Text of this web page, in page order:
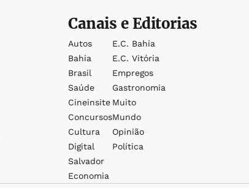
Canais e Editorias
Autos
Bahia
Brasil
Saúde
Cineinsite
Concursos
Cultura
Digital
Salvador
Economia
E.c. Bahia
E.c. Vitória
Empregos
Gastronomia
Muito
Mundo
Opinião
Política